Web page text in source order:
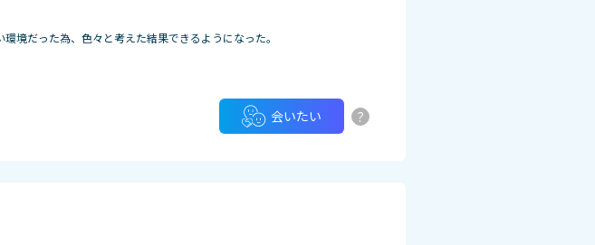
境だった為、色々と考えた結果できるようになった。
会いたい ?